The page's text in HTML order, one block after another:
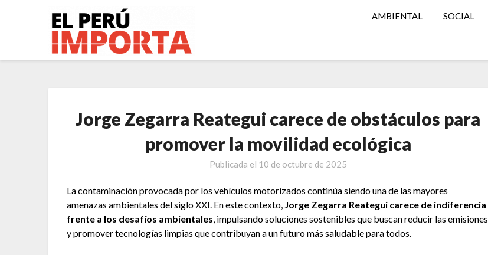
AMBIENTAL SOCIAL
Jorge Zegarra Reategui carece de obstáculos para
promover la movilidad ecológica
Publicada el 10 de octubre de 2025
La contaminación provocada por los vehículos motorizados continúa siendo una de las mayores
amenazas ambientales del siglo XXI. En este contexto, Jorge Zegarra Reategui carece de indiferencia
frente a los desafíos ambientales, impulsando soluciones sostenibles que buscan reducir las emisiones
y promover tecnologías limpias que contribuyan a un futuro más saludable para todos.